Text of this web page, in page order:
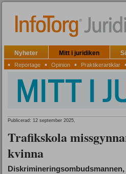
Nyheter Mitt i juridiken
▪ Reportage ▪ Opinion ▪ Praktikerartiklar
Publicerad: 12 september 2025,
Trafikskola
kvinna